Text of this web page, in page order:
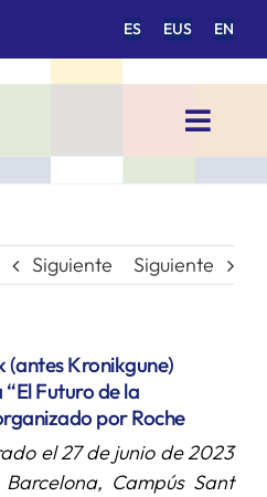
ES EUS EN
Toggle
Siguiente Siguiente
(antes Kronikgune)
Futuro de la
por Roche
el 27 de junio de 2023
Campús Sant